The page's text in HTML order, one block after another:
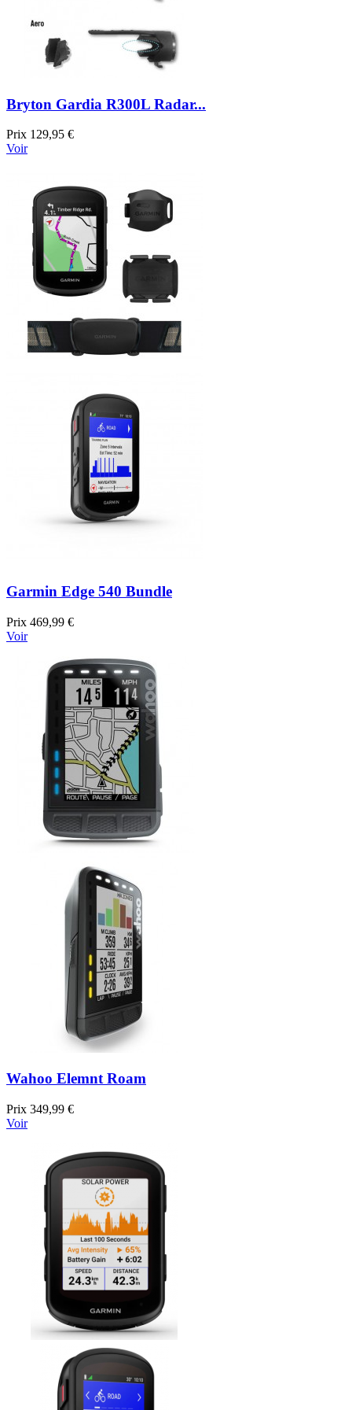
Bryton Gardia R300L Radar...
Prix 129,95 €
Voir
Garmin Edge 540 Bundle
Prix 469,99 €
Voir
Wahoo Elemnt Roam
Prix 349,99 €
Voir